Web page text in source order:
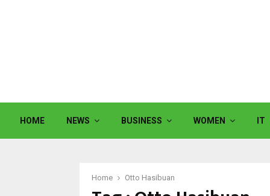
HOME NEWS BUSINESS WOMEN IT
Home Otto Hasibuan